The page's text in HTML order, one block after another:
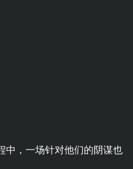
中，一场针对他们的阴谋也